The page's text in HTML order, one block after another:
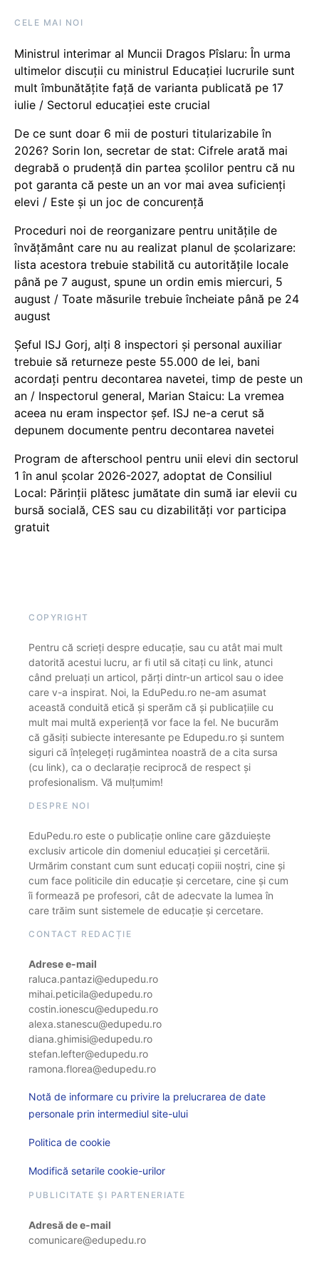
CELE MAI NOI
Ministrul interimar al Muncii Dragos Pîslaru: În urma
ultimelor discuții cu ministrul Educației lucrurile sunt
mult îmbunătățite față de varianta publicată pe 17
iulie / Sectorul educației este crucial
De ce sunt doar 6 mii de posturi titularizabile în
2026? Sorin Ion, secretar de stat: Cifrele arată mai
degrabă o prudență din partea școlilor pentru că nu
pot garanta că peste un an vor mai avea suficienți
elevi / Este și un joc de concurență
Proceduri noi de reorganizare pentru unitățile de
învățământ care nu au realizat planul de școlarizare:
lista acestora trebuie stabilită cu autoritățile locale
până pe 7 august, spune un ordin emis miercuri, 5
august / Toate măsurile trebuie încheiate până pe 24
august
Șeful ISJ Gorj, alți 8 inspectori și personal auxiliar
trebuie să returneze peste 55.000 de lei, bani
acordați pentru decontarea navetei, timp de peste un
an / Inspectorul general, Marian Staicu: La vremea
aceea nu eram inspector șef. ISJ ne-a cerut să
depunem documente pentru decontarea navetei
Program de afterschool pentru unii elevi din sectorul
1 în anul școlar 2026-2027, adoptat de Consiliul
Local: Părinții plătesc jumătate din sumă iar elevii cu
bursă socială, CES sau cu dizabilităţi vor participa
gratuit
COPYRIGHT
Pentru că scrieți despre educație, sau cu atât mai mult
datorită acestui lucru, ar fi util să citați cu link, atunci
când preluați un articol, părți dintr-un articol sau o idee
care v-a inspirat. Noi, la EduPedu.ro ne-am asumat
această conduită etică și sperăm că și publicațiile cu
mult mai multă experiență vor face la fel. Ne bucurăm
că găsiți subiecte interesante pe Edupedu.ro și suntem
siguri că înțelegeți rugămintea noastră de a cita sursa
(cu link), ca o declarație reciprocă de respect și
profesionalism. Vă mulțumim!
DESPRE NOI
EduPedu.ro este o publicație online care găzduiește
exclusiv articole din domeniul educației și cercetării.
Urmărim constant cum sunt educați copiii noștri, cine și
cum face politicile din educație și cercetare, cine și cum
îi formează pe profesori, cât de adecvate la lumea în
care trăim sunt sistemele de educație și cercetare.
CONTACT REDACȚIE
Adrese e-mail
raluca.pantazi@edupedu.ro
mihai.peticila@edupedu.ro
costin.ionescu@edupedu.ro
alexa.stanescu@edupedu.ro
diana.ghimisi@edupedu.ro
stefan.lefter@edupedu.ro
ramona.florea@edupedu.ro
Notă de informare cu privire la prelucrarea de date
personale prin intermediul site-ului
Politica de cookie
Modifică setarile cookie-urilor
PUBLICITATE ȘI PARTENERIATE
Adresă de e-mail
comunicare@edupedu.ro